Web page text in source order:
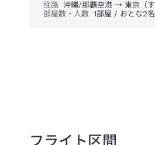
往路 沖縄/那覇空港 → 東京（す
部屋数・人数
フライト区間